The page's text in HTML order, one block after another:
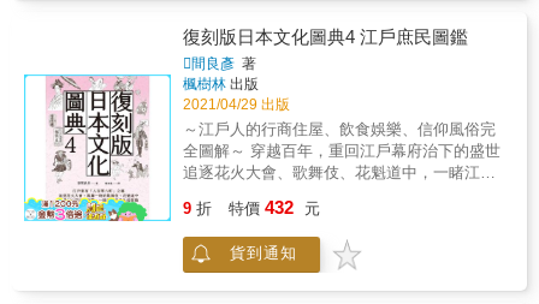
怎麼說！ 帶你進行一場「日本文化好有趣」之
旅 能劇、狂言、歌舞伎、文樂有何不同？除了
茶道、花道還有香道？！ 「七五三」是什麼節
日？日本過年怎麼過？什麼節日最特別，很值
得體驗？ 相撲比賽前為何要先灑鹽？茶室的構
造為什麼長這樣？ 日本過端午節也吃棕子
（驚）！七夕有浪漫的擺飾，還有慶典？ 茶會
上如何端莊品茶不鬧笑話？賞月時為何要搭配
糰子與芒草？有哪四大賞月勝地？ 這些問題，
國人圖解，精緻插圖配上美術館珍藏照片，輕
鬆看懂日本最重要及有趣的傳統文化。 ▌最易
懂，不只外國人恍然大悟，日本人也驚嘆「な
復刻版日本文化圖典4 江戶庶民圖鑑
間良彥 著
楓樹林 出版
2021/04/29 出版
～江戶人的行商住屋、飲食娛樂、信仰風俗完
全圖解～ 穿越百年，重回江戶幕府治下的盛世
追逐花火大會、歌舞伎、花魁道中，一睹江戶
大將軍的頭銜，於江戶設立幕府，結束群雄割
據的長期混亂，從此展開兩百六十餘年的太平
治世。 隨著江戶城確立為日本的政治中心，來
9 折 特價 432 元
貨到通知